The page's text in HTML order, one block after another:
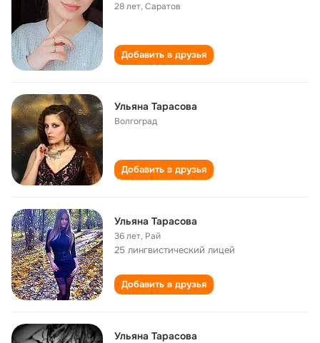
28 лет,Саратов
Добавить в друзья
Ульяна Тарасова
Волгоград
Добавить в друзья
Ульяна Тарасова
36 лет, Рай
25 лингвистический лицей
Добавить в друзья
Ульяна Тарасова